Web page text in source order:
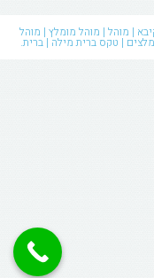
| מוהל | מוהל מומלץ | מוהל
| טקס ברית מילה | ברית.